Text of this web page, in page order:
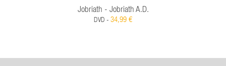
Jobriath - Jobriath A.d.
DVD - 34,99 €